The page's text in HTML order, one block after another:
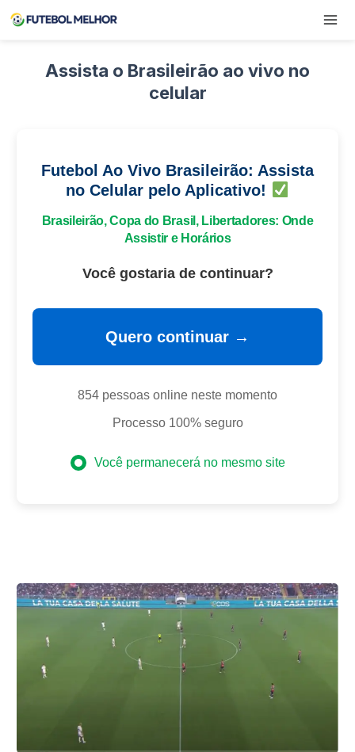
Pular
para
ConteúdoAssista o Brasileirão ao vivo no
celular
Futebol Ao Vivo Brasileirão: Assista
no Celular pelo Aplicativo!
Brasileirão, Copa do Brasil, Libertadores: Onde
Assistir e Horários
Você gostaria de continuar?
Quero continuar →
854 pessoas online neste momento
Processo 100% seguro
Você permanecerá no mesmo site